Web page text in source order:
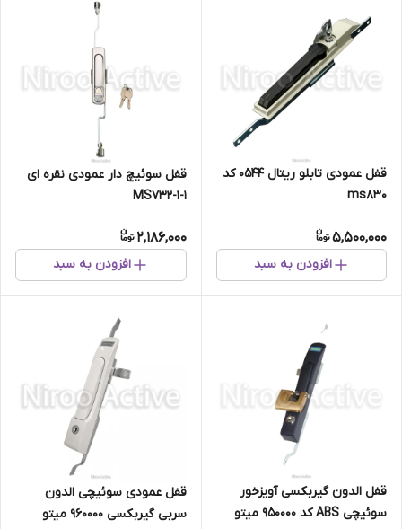
قفل عمودی تابلو ریتال 0544 کد
ms830
5,500,000
افزودن به سبد
قفل سوئیچ دار عمودی نقره ای
MS732-1-1
2,186,000
افزودن به سبد
قفل الدون گیربکسی آویزخور
سوئیچی ABS کد 950000 میتو
قفل عمودی سوئیچی الدون
سربی گیربکسی ۹۶۰۰۰۰ میتو